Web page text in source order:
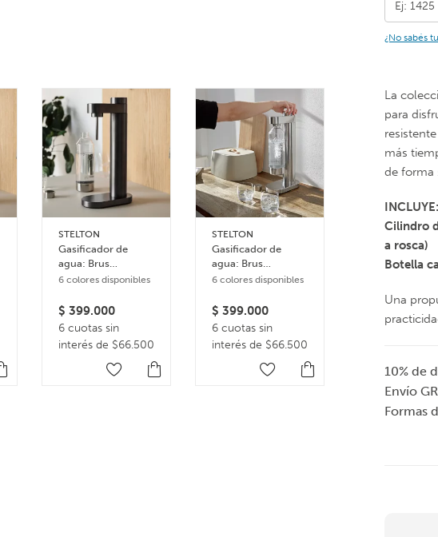
STELTON
Gasificador de
agua: Brus
Carbonator –
6 colores disponibles
$ 399.000
6 cuotas sin
interés de $66.500
STELTON
Gasificador de
agua: Brus
Carbonator –
6 colores disponibles
$ 399.000
6 cuotas sin
interés de $66.500
EVASOLO
Coctelera
Lounge
119.000
3 cuotas sin
¿No sabés
La
para
más
de forma
Cilindro
a rosca)
Botella
Una
10% de
Envío
Formas